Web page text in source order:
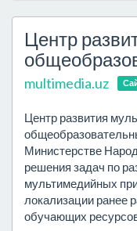
Центр
multimedia.uz
Центр развития
Министерстве
решения задач по
мультимедийных
локализации ранее
обучающих